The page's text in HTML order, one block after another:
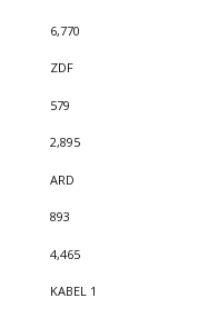
6,770
ZDF
579
2,895
ARD
893
4,465
KABEL 1